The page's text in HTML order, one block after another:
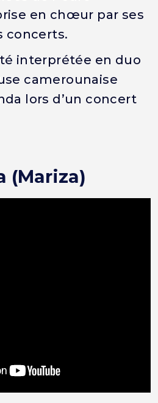
en chœur par ses
concerts.
interprétée en duo
camerounaise
lors d’un concert
(Mariza)